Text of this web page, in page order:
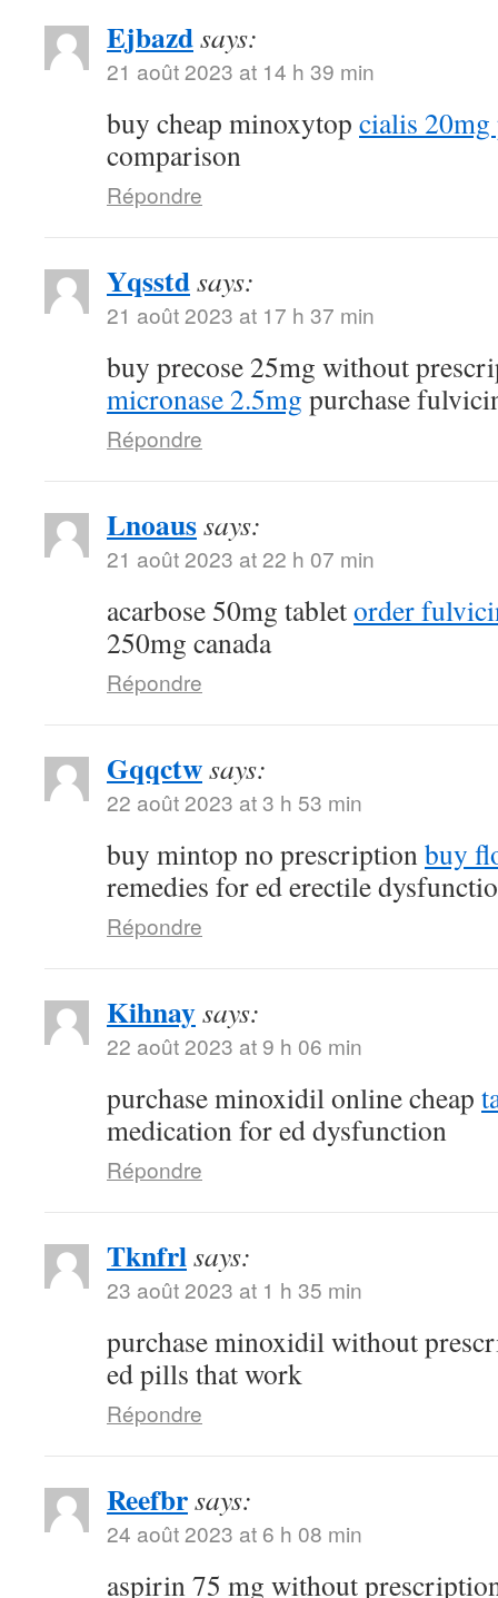
Ejbazdsays:
21 août 2023 at 14 h 39 min
buy cheap minoxytop cialis
comparison
Répondre
Yqsstdsays:
21 août 2023 at 17 h 37 min
buy precose 25mg without
micronase 2.5mg purchase
Répondre
Lnoaussays:
21 août 2023 at 22 h 07 min
acarbose 50mg tabletorder
250mg canada
Répondre
Gqqctwsays:
22 août 2023 at 3 h 53 min
buy mintop no prescriptionbuy
remedies for ed erectile
Répondre
Kihnaysays:
22 août 2023 at 9 h 06 min
purchase minoxidil online cheap
medication for ed dysfunction
Répondre
Tknfrlsays:
23 août 2023 at 1 h 35 min
purchase minoxidil without
ed pills that work
Répondre
Reefbrsays:
24 août 2023 at 6 h 08 min
aspirin 75 mg without